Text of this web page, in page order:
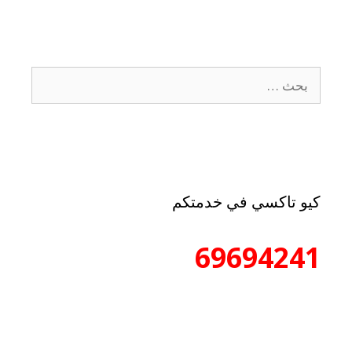
كيو تاكسي في خدمتكم
69694241